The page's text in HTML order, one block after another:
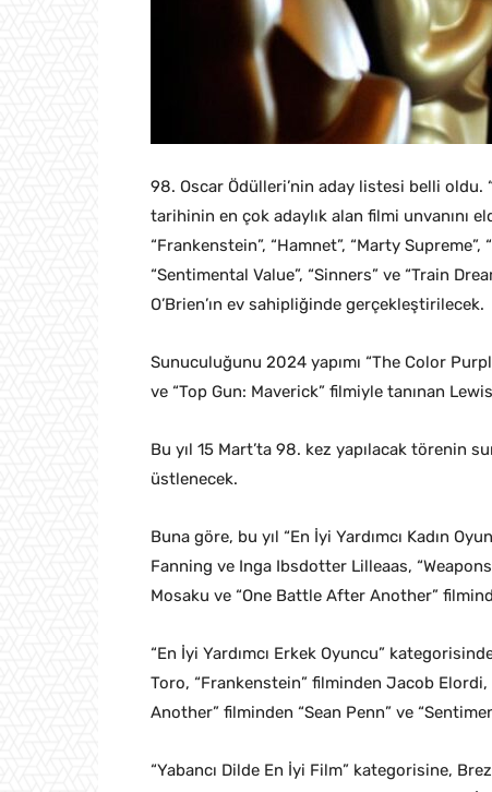
98. Oscar Ödülleri’nin aday listesi belli oldu.
tarihinin en çok adaylık alan filmi unvanını
“Frankenstein”, “Hamnet”, “Marty
“Sentimental Value”, “Sinners” ve “Train
O’Brien’ın ev sahipliğinde gerçekleştirilecek.
Sunuculuğunu 2024 yapımı “The Color
ve “Top Gun: Maverick” filmiyle tanınan
Bu yıl 15 Mart’ta 98. kez yapılacak törenin
üstlenecek.
Buna göre, bu yıl “En İyi Yardımcı Kadın
Fanning ve Inga Ibsdotter Lilleaas,
Mosaku ve “One Battle After Another”
“En İyi Yardımcı Erkek Oyuncu”
Toro, “Frankenstein” filminden Jacob
Another” filminden “Sean Penn” ve
“Yabancı Dilde En İyi Film” kategorisine,